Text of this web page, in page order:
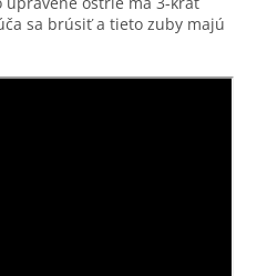
sa brúsiť a tieto zuby majú